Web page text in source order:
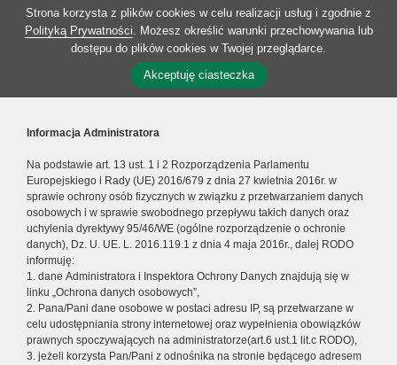
Strona korzysta z plików cookies w celu realizacji usług i zgodnie z
Polityką Prywatności. Możesz określić warunki przechowywania lub
dostępu do plików cookies w Twojej przeglądarce.
Akceptuję ciasteczka
Informacja Administratora
Na podstawie art. 13 ust. 1 i 2 Rozporządzenia Parlamentu
Europejskiego i Rady (UE) 2016/679 z dnia 27 kwietnia 2016r. w
sprawie ochrony osób fizycznych w związku z przetwarzaniem danych
osobowych i w sprawie swobodnego przepływu takich danych oraz
uchylenia dyrektywy 95/46/WE (ogólne rozporządzenie o ochronie
danych), Dz. U. UE. L. 2016.119.1 z dnia 4 maja 2016r., dalej RODO
informuję:
1. dane Administratora i Inspektora Ochrony Danych znajdują się w
linku „Ochrona danych osobowych”,
2. Pana/Pani dane osobowe w postaci adresu IP, są przetwarzane w
celu udostępniania strony internetowej oraz wypełnienia obowiązków
prawnych spoczywających na administratorze(art.6 ust.1 lit.c RODO),
3. jeżeli korzysta Pan/Pani z odnośnika na stronie będącego adresem